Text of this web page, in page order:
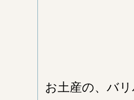
お土産の、バ